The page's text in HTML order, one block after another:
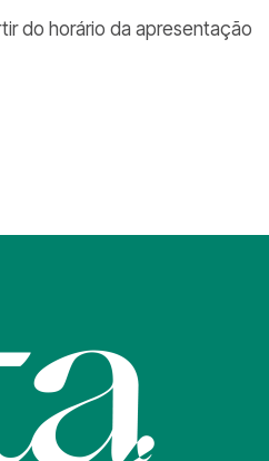
do horário da apresentação